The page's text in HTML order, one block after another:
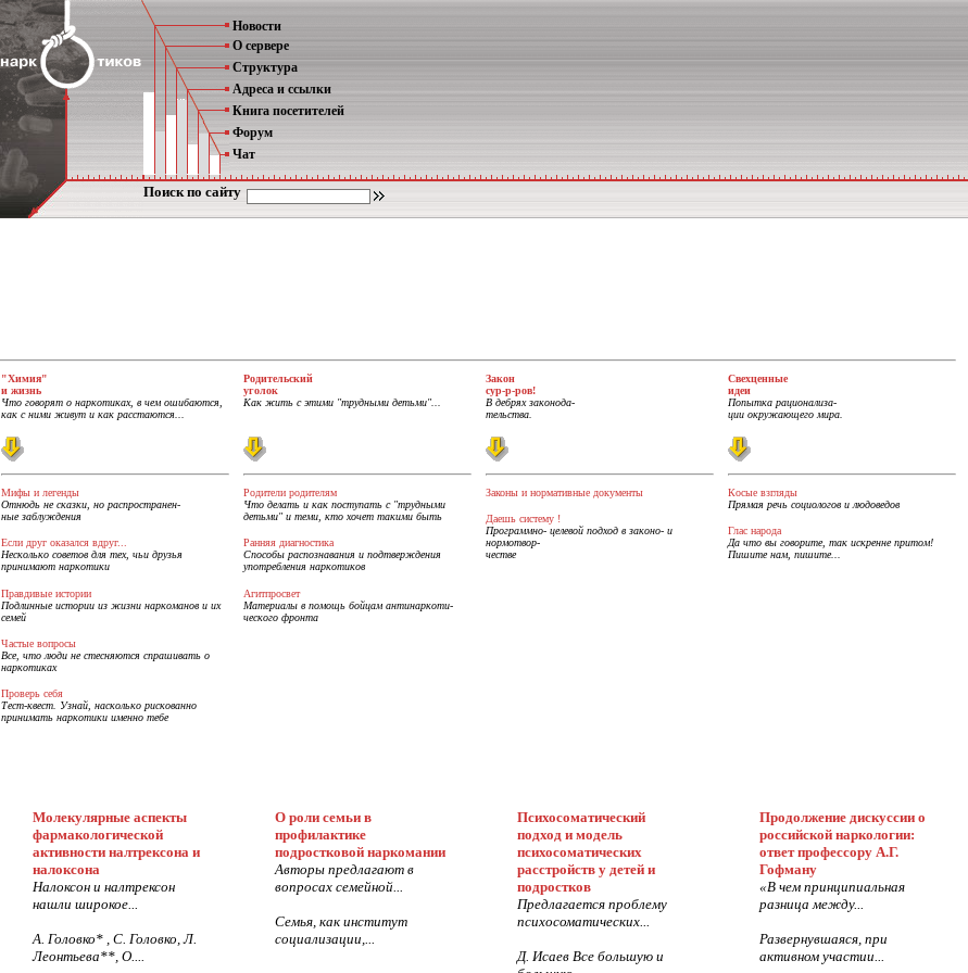
Новости
О сервере
Структура
Адреса и ссылки
Книга посетителей
Форум
Чат
Поиск по сайту
"Химия"
и жизнь
Что говорят о наркотиках, в чем ошибаются,
как с ними живут и как расстаются...
Родительский
уголок
Как жить с этими "трудными детьми"...
Закон
сур-р-ров!
В дебрях законода-
тельства.
Свехценные
идеи
Попытка рационализа-
ции окружающего мира.
Мифы и легенды
Отнюдь не сказки, но распространен-
ные заблуждения
Если друг оказался вдруг...
Несколько советов для тех, чьи друзья
принимают наркотики
Правдивые истории
Подлинные истории из жизни наркоманов и их
семей
Частые вопросы
Все, что люди не стесняются спрашивать о
наркотиках
Проверь себя
Тест-квест. Узнай, насколько рискованно
принимать наркотики именно тебе
Родители родителям
Что делать и как поступать с "трудными
детьми" и теми, кто хочет такими быть
Ранняя диагностика
Способы распознавания и подтверждения
употребления наркотиков
Агитпросвет
Материалы в помощь бойцам антинаркоти-
ческого фронта
Законы и нормативные документы
Даешь систему !
Программно- целевой подход в законо- и
нормотвор-
честве
Косые взгляды
Прямая речь социологов и людоведов
Глас народа
Да что вы говорите, так искренне притом!
Пишите нам, пишите...
Молекулярные аспекты
фармакологической
активности налтрексона и
налоксона
Налоксон и налтрексон
нашли широкое...
А. Головко* , С. Головко, Л.
Леонтьева**, О....
О роли семьи в
профилактике
подростковой наркомании
Авторы предлагают в
вопросах семейной...
Семья, как институт
социализации,...
Психосоматический
подход и модель
психосоматических
расстройств у детей и
подростков
Предлагается проблему
психосоматических...
Д. Исаев Все большую и
Продолжение дискуссии о
российской наркологии:
ответ профессору А.Г.
Гофману
«В чем принципиальная
разница между...
Развернувшаяся, при
активном участии...